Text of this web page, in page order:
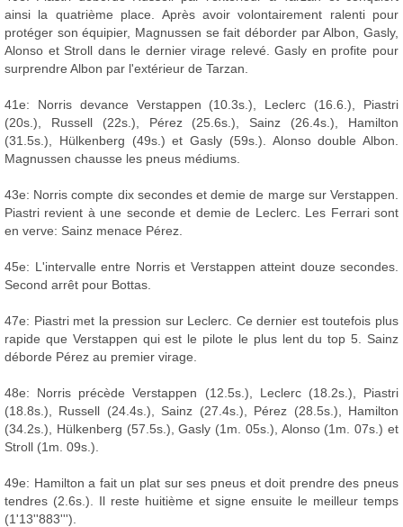
ainsi la quatrième place. Après avoir volontairement ralenti pour
protéger son équipier, Magnussen se fait déborder par Albon, Gasly,
Alonso et Stroll dans le dernier virage relevé. Gasly en profite pour
surprendre Albon par l'extérieur de Tarzan.
41e: Norris devance Verstappen (10.3s.), Leclerc (16.6.), Piastri
(20s.), Russell (22s.), Pérez (25.6s.), Sainz (26.4s.), Hamilton
(31.5s.), Hülkenberg (49s.) et Gasly (59s.). Alonso double Albon.
Magnussen chausse les pneus médiums.
43e: Norris compte dix secondes et demie de marge sur Verstappen.
Piastri revient à une seconde et demie de Leclerc. Les Ferrari sont
en verve: Sainz menace Pérez.
45e: L'intervalle entre Norris et Verstappen atteint douze secondes.
Second arrêt pour Bottas.
47e: Piastri met la pression sur Leclerc. Ce dernier est toutefois plus
rapide que Verstappen qui est le pilote le plus lent du top 5. Sainz
déborde Pérez au premier virage.
48e: Norris précède Verstappen (12.5s.), Leclerc (18.2s.), Piastri
(18.8s.), Russell (24.4s.), Sainz (27.4s.), Pérez (28.5s.), Hamilton
(34.2s.), Hülkenberg (57.5s.), Gasly (1m. 05s.), Alonso (1m. 07s.) et
Stroll (1m. 09s.).
49e: Hamilton a fait un plat sur ses pneus et doit prendre des pneus
tendres (2.6s.). Il reste huitième et signe ensuite le meilleur temps
(1'13''883''').